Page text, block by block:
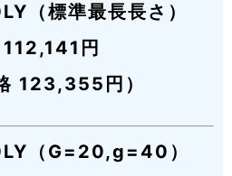
（標準最長長さ）
円
123,355円）
（G=20,g=40）